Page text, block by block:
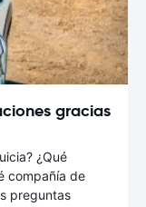
gracias
¿Qué
compañía de
preguntas